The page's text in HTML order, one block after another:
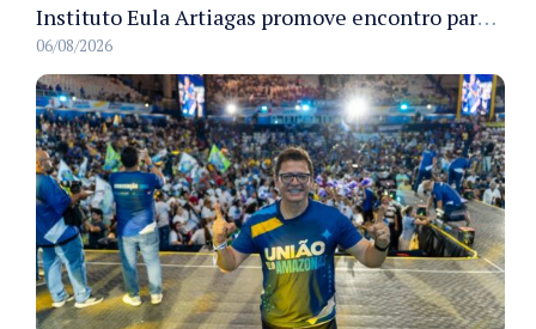
Instituto Eula Artiagas promove encontro para discutir melhorias para o bairro Petrópolis
06/08/2026